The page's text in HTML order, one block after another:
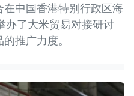
中国香港特别行政区海
办了大米贸易对接研讨
推广力度。